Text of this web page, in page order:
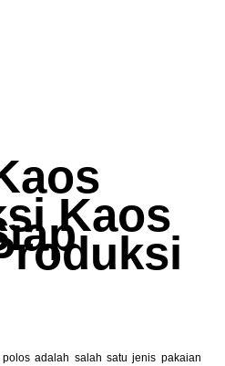
Kaos
polos adalah salah satu jenis pakaian